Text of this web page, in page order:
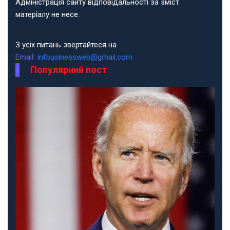
Адміністрація сайту відповідальності за зміст
матеріалу не несе.
З усіх питань звертайтеся на
Email: infbusinessweb@gmail.com
Популярний пост